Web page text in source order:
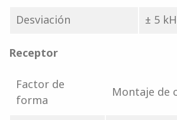
Desviación
± 5
Receptor
Factor de
forma
Montaje de